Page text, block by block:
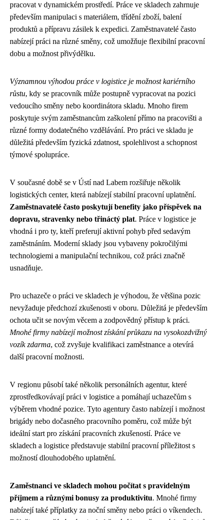
pracovat v dynamickém prostředí. Práce ve skladech zahrnuje
především manipulaci s materiálem, třídění zboží, balení
produktů a přípravu zásilek k expedici. Zaměstnavatelé často
nabízejí práci na různé směny, což umožňuje flexibilní pracovní
dobu a možnost přivýdělku.
Významnou výhodou práce v logistice je možnost kariérního
růstu, kdy se pracovník může postupně vypracovat na pozici
vedoucího směny nebo koordinátora skladu. Mnoho firem
poskytuje svým zaměstnancům zaškolení přímo na pracovišti a
různé formy dodatečného vzdělávání. Pro práci ve skladu je
důležitá především fyzická zdatnost, spolehlivost a schopnost
týmové spolupráce.
V současné době se v Ústí nad Labem rozšiřuje několik
logistických center, která nabízejí stabilní pracovní uplatnění.
Zaměstnavatelé často poskytují benefity jako příspěvek na
dopravu, stravenky nebo třináctý plat. Práce v logistice je
vhodná i pro ty, kteří preferují aktivní pohyb před sedavým
zaměstnáním. Moderní sklady jsou vybaveny pokročilými
technologiemi a manipulační technikou, což práci značně
usnadňuje.
Pro uchazeče o práci ve skladech je výhodou, že většina pozic
nevyžaduje předchozí zkušenosti v oboru. Důležitá je především
ochota učit se novým věcem a zodpovědný přístup k práci.
Mnohé firmy nabízejí možnost získání průkazu na vysokozdvižný
vozík zdarma, což zvyšuje kvalifikaci zaměstnance a otevírá
další pracovní možnosti.
V regionu působí také několik personálních agentur, které
zprostředkovávají práci v logistice a pomáhají uchazečům s
výběrem vhodné pozice. Tyto agentury často nabízejí i možnost
brigády nebo dočasného pracovního poměru, což může být
ideální start pro získání pracovních zkušeností. Práce ve
skladech a logistice představuje stabilní pracovní příležitost s
možností dlouhodobého uplatnění.
Zaměstnanci ve skladech mohou počítat s pravidelným
příjmem a různými bonusy za produktivitu. Mnohé firmy
nabízejí také příplatky za noční směny nebo práci o víkendech.